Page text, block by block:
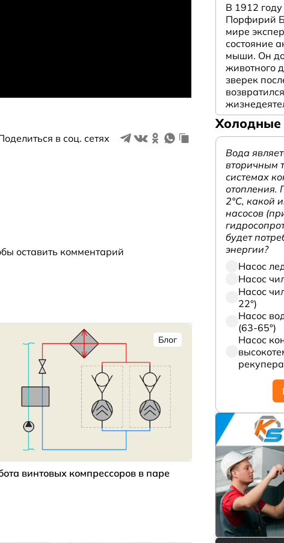
в соц. сетях
оставить комментарий
Блог
винтовых компрессоров в паре
В 1912
Порфирий
мире
состояние
мыши. Он
животного
зверек
Холодные
Вода
вторичным
системах
отопления.
2°С, какой
насосов
будет
энергии?
Насос
Насос
Насос
22°)
Насос
(63-65°)
Насос